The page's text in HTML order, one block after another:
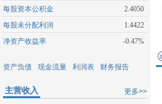
每股资本公积金
2.4050
每股未分配利润
1.4422
净资产收益率
-0.47%
资产负债 现金流量 利润表 财务报告
更多>>
主营收入